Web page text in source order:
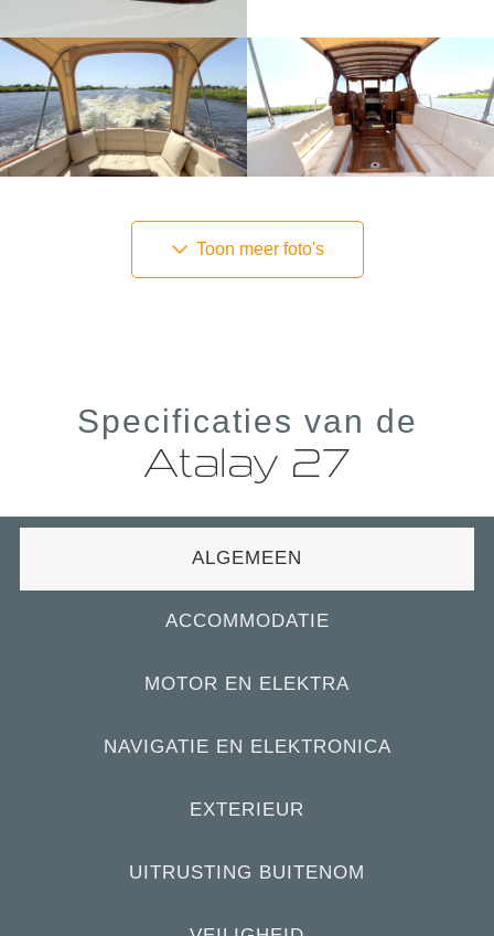
Toon meer foto's
Specificaties van de
Atalay 27
ALGEMEEN
ACCOMMODATIE
MOTOR EN ELEKTRA
NAVIGATIE EN ELEKTRONICA
EXTERIEUR
UITRUSTING BUITENOM